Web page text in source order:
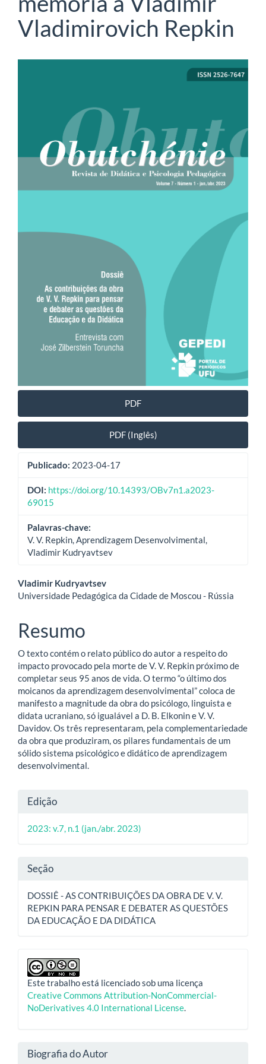
Vladimirovich Repkin
artigos
PDF
PDF (Inglês)
Publicado: 2023-04-17
DOI: https://doi.org/10.14393/OBv7n1.a2023-
69015
Palavras-chave:
V. V. Repkin, Aprendizagem Desenvolvimental,
Vladimir Kudryavtsev
Conteúdo
artigo
principal
Vladimir Kudryavtsev
Universidade Pedagógica da Cidade de Moscou - Rússia
Resumo
O texto contém o relato público do autor a respeito do
impacto provocado pela morte de V. V. Repkin próximo de
completar seus 95 anos de vida. O termo “o último dos
moicanos da aprendizagem desenvolvimental” coloca de
manifesto a magnitude da obra do psicólogo, linguista e
didata ucraniano, só igualável a D. B. Elkonin e V. V.
Davidov. Os três representaram, pela complementariedade
da obra que produziram, os pilares fundamentais de um
sólido sistema psicológico e didático de aprendizagem
desenvolvimental.
Detalhes
do
artigo
Edição
2023: v.7, n.1 (jan./abr. 2023)
Seção
DOSSIÊ - AS CONTRIBUIÇÕES DA OBRA DE V. V.
REPKIN PARA PENSAR E DEBATER AS QUESTÕES
DA EDUCAÇÃO E DA DIDÁTICA
Este trabalho está licenciado sob uma licença
Creative Commons Attribution-NonCommercial-
NoDerivatives 4.0 International License.
Biografia do Autor